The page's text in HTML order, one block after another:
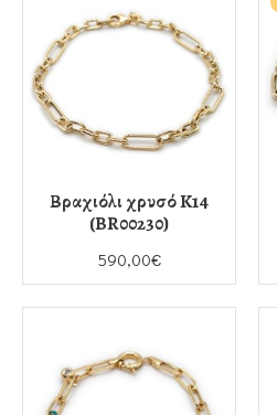
Βραχιόλι χρυσό K14
(BR00230)
590,00€